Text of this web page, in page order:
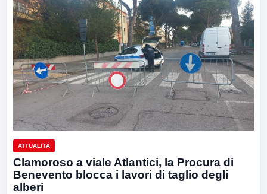
ATTUALITÀ
Clamoroso a viale Atlantici, la Procura di
Benevento blocca i lavori di taglio degli
alberi